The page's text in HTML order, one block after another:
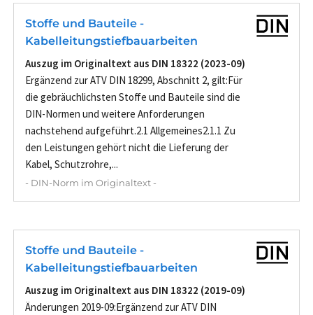
Stoffe und Bauteile -
Kabelleitungstiefbauarbeiten
Auszug im Originaltext aus DIN 18322 (2023-09)
Ergänzend zur ATV DIN 18299, Abschnitt 2, gilt:Für
die gebräuchlichsten Stoffe und Bauteile sind die
DIN-Normen und weitere Anforderungen
nachstehend aufgeführt.2.1 Allgemeines2.1.1 Zu
den Leistungen gehört nicht die Lieferung der
Kabel, Schutzrohre,...
- DIN-Norm im Originaltext -
Stoffe und Bauteile -
Kabelleitungstiefbauarbeiten
Auszug im Originaltext aus DIN 18322 (2019-09)
Änderungen 2019-09:Ergänzend zur ATV DIN